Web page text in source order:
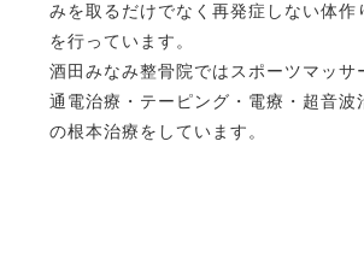
みを取るだけでなく再発症しない体作
を行っています。
酒田みなみ整骨院ではスポーツマッサ
通電治療・テーピング・電療・超音波
の根本治療をしています。